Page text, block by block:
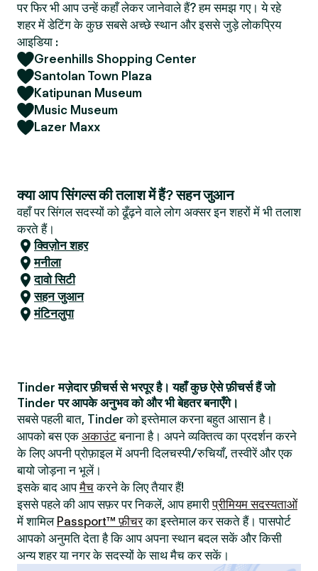
पर फिर भी आप उन्हें कहाँ लेकर जानेवाले हैं? हम समझ गए। ये रहे
शहर में डेटिंग के कुछ सबसे अच्छे स्थान और इससे जुड़े लोकप्रिय
आइडिया :
Greenhills Shopping Center
Santolan Town Plaza
Katipunan Museum
Music Museum
Lazer Maxx
क्या आप सिंगल्स की तलाश में हैं? सहन जुआन
वहाँ पर सिंगल सदस्यों को ढूँढ़ने वाले लोग अक्सर इन शहरों में भी तलाश
करते हैं।
क्विज़ोन शहर
मनीला
दावो सिटी
सहन जुआन
मंटिनलुपा
Tinder मज़ेदार फ़ीचर्स से भरपूर है। यहाँ कुछ ऐसे फ़ीचर्स हैं जो
Tinder पर आपके अनुभव को और भी बेहतर बनाएँगे।
सबसे पहली बात, Tinder को इस्तेमाल करना बहुत आसान है।
आपको बस एक अकाउंटबनाना है। अपने व्यक्तित्व का प्रदर्शन करने
के लिए अपनी प्रोफ़ाइल में अपनी दिलचस्पी/रुचियाँ, तस्वीरें और एक
बायो जोड़ना न भूलें।
इसके बाद आपमैचकरने के लिए तैयार हैं!
इससे पहले की आप सफ़र पर निकलें, आप हमारीप्रीमियम सदस्यताओं
में शामिल Passport™ फ़ीचरका इस्तेमाल कर सकते हैं। पासपोर्ट
आपको अनुमति देता है कि आप अपना स्थान बदल सकें और किसी
अन्य शहर या नगर के सदस्यों के साथ मैच कर सकें।